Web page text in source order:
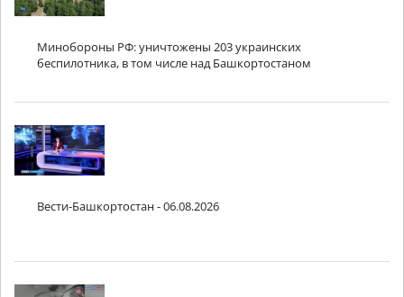
Минобороны РФ: уничтожены 203 украинских
беспилотника, в том числе над Башкортостаном
Вести-Башкортостан - 06.08.2026